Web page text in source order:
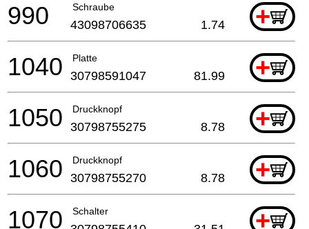
Schraube +
990 43098706635 1.74
Platte +
1040 30798591047 81.99
Druckknopf +
1050 30798755275 8.78
Druckknopf +
1060 30798755270 8.78
Schalter +
1070